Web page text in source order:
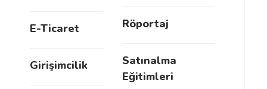
E-Ticaret
Girişimcilik
Röportaj
Satınalma
Eğitimleri